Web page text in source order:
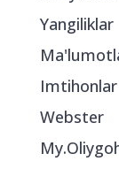
Oliygohlar
Milliy
Yangiliklar
Imtihonlar